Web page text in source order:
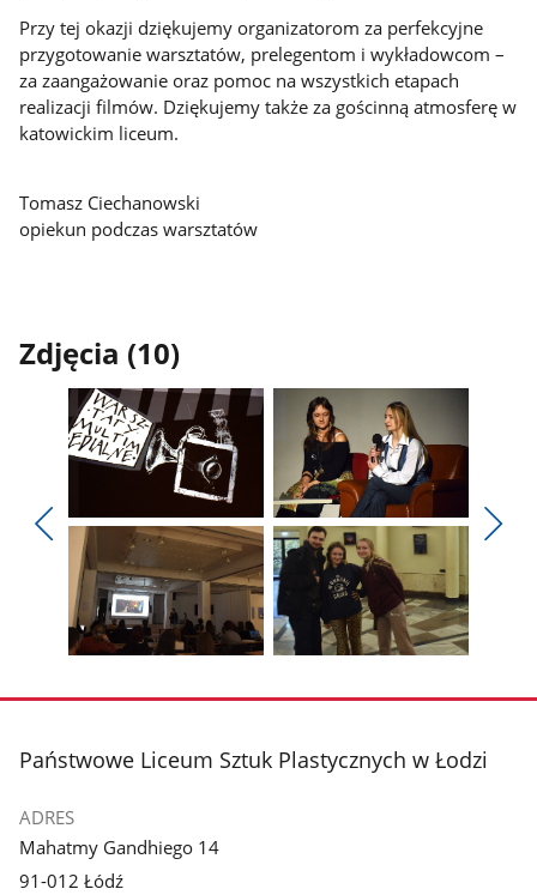
Przy tej okazji dziękujemy organizatorom za perfekcyjne
przygotowanie warsztatów, prelegentom i wykładowcom –
za zaangażowanie oraz pomoc na wszystkich etapach
realizacji filmów. Dziękujemy także za gościnną atmosferę w
katowickim liceum.
Tomasz Ciechanowski
opiekun podczas warsztatów
Zdjęcia (10)
Pokaż
poprzednie
zdjęcia
Pokaż
zdjęcie
1
z
galerii.
Pokaż
zdjęcie
2
z
galerii.
zdjęcie
galerii.
zdjęcie
galerii.
stopka
Państwowe Liceum Sztuk Plastycznych w Łodzi
ADRES
Mahatmy Gandhiego 14
91-012 Łódź